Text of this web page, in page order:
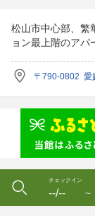
松山市中心部、繁
ョン最上階のアパ
〒790-0802 愛
チェックイン
--/-- 〜